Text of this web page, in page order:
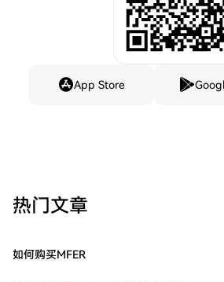
App Store
热门文章
如何购买MFER